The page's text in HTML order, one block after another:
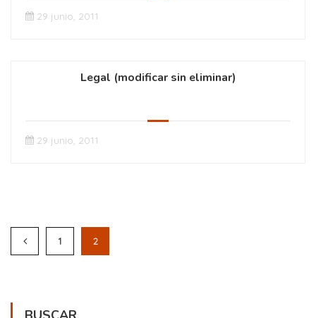
29 junio, 2011
Legal (modificar sin eliminar)
29 junio, 2011
1 2